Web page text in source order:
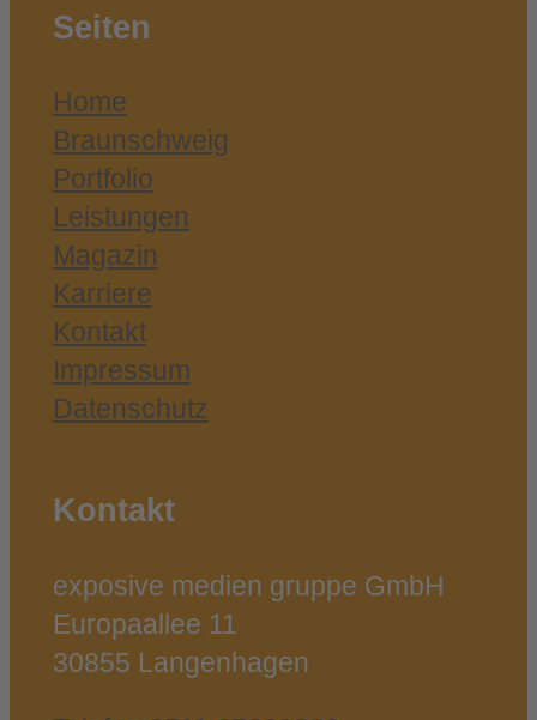
Seiten
Home
Braunschweig
Portfolio
Leistungen
Magazin
Karriere
Kontakt
Impressum
Datenschutz
Kontakt
exposive medien gruppe GmbH
Europaallee 11
30855 Langenhagen